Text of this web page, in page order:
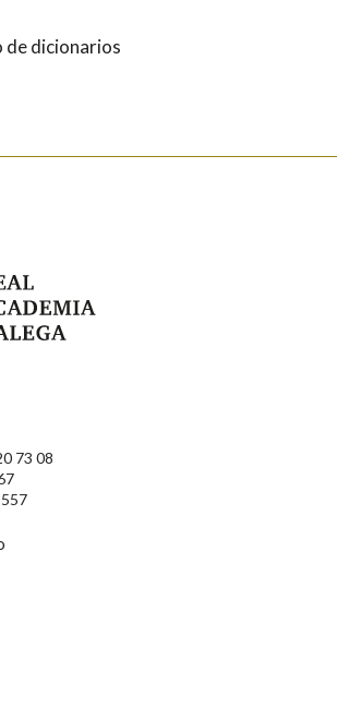
de dicionarios
73 08